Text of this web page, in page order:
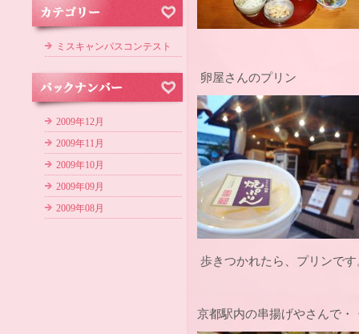
卵屋さんのプリン
歩きつかれたら、プリンです
京都駅内の串揚げやさんで・
ミスキャンパスコンテスト
2009年12月
2009年11月
2009年10月
2009年09月
2009年08月